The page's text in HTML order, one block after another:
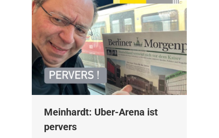
Meinhardt: Uber-Arena ist
pervers